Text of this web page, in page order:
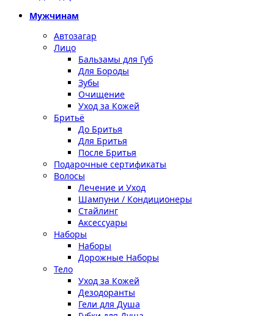
Мужчинам
Автозагар
Лицо
Бальзамы для Губ
Для Бороды
Зубы
Очищение
Уход за Кожей
Бритьё
До Бритья
Для Бритья
После Бритья
Подарочные сертификаты
Волосы
Лечение и Уход
Шампуни / Кондиционеры
Стайлинг
Аксессуары
Наборы
Наборы
Дорожные Наборы
Тело
Уход за Кожей
Дезодоранты
Гели для Душа